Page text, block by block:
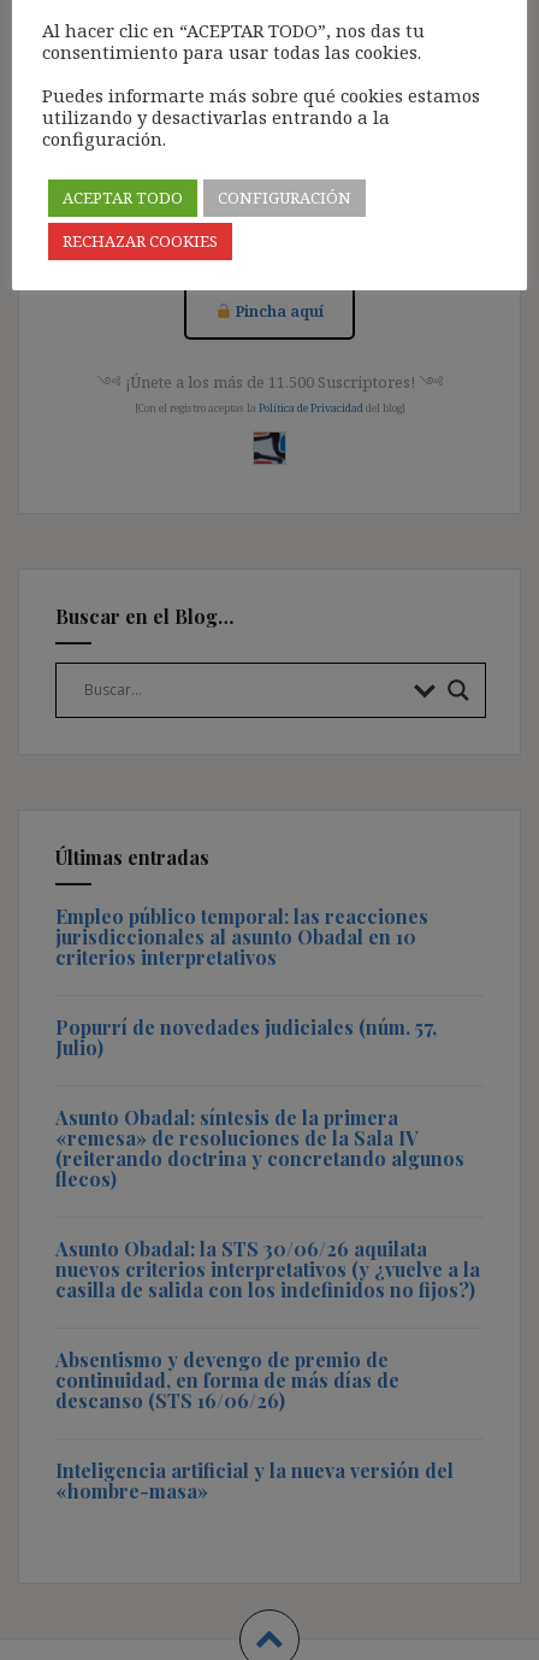
Acceso para Suscribirse al Blog (GRATIS):
Pincha aquí
Acceso para Suscriptores Registrados:
Pincha aquí
༺ ¡Únete a los más de 11.500 Suscriptores! ༺
[Con el registro aceptas la Política de Privacidad del blog]
Buscar en el Blog…
Últimas entradas
Empleo público temporal: las reacciones
jurisdiccionales al asunto Obadal en 10
criterios interpretativos
Popurrí de novedades judiciales (núm. 57,
Julio)
Asunto Obadal: síntesis de la primera
«remesa» de resoluciones de la Sala IV
(reiterando doctrina y concretando algunos
flecos)
Asunto Obadal: la STS 30/06/26 aquilata
nuevos criterios interpretativos (y ¿vuelve a la
casilla de salida con los indefinidos no fijos?)
Absentismo y devengo de premio de
continuidad, en forma de más días de
descanso (STS 16/06/26)
Inteligencia artificial y la nueva versión del
«hombre-masa»
Al hacer clic en “ACEPTAR TODO”, nos das tu
consentimiento para usar todas las cookies.
Puedes informarte más sobre qué cookies estamos
utilizando y desactivarlas entrando a la
configuración.
ACEPTAR TODO
CONFIGURACIÓN
RECHAZAR COOKIES